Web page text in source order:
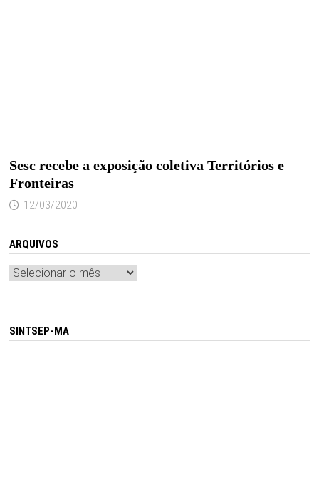
Sesc recebe a exposição coletiva Territórios e
Fronteiras
12/03/2020
ARQUIVOS
Arquivos
SINTSEP-MA